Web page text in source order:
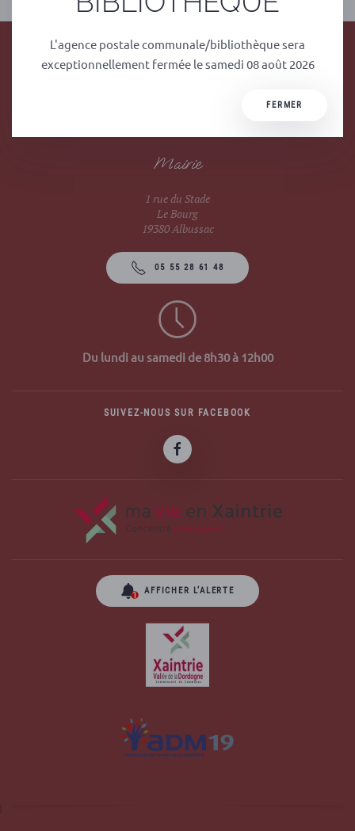
Mairie
1 rue du Stade
Le Bourg
19380 Albussac
05 55 28 61 48
Du lundi au samedi de 8h30 à 12h00
SUIVEZ-NOUS SUR FACEBOOK
AFFICHER L’ALERTE
L'agence postale communale/bibliothèque sera
exceptionnellement fermée le samedi 08 août 2026
FERMER